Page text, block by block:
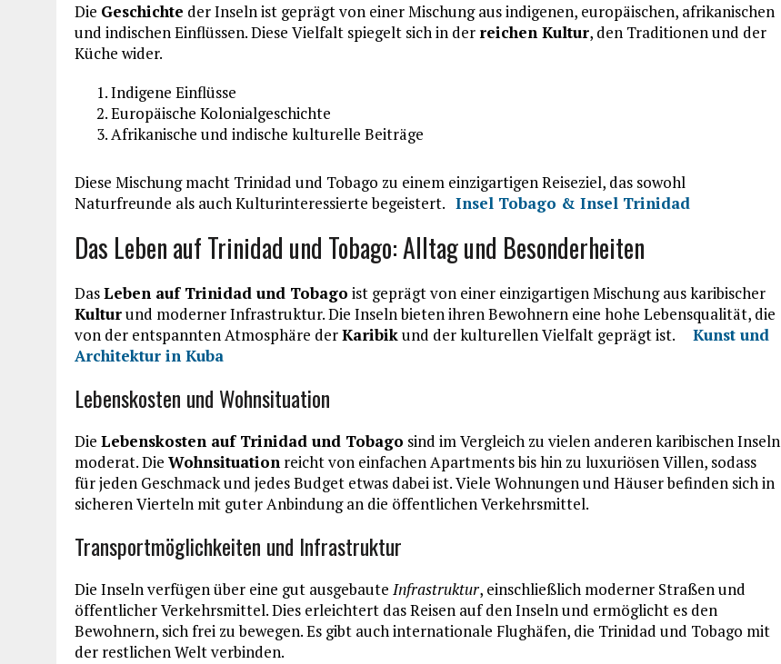
Die Geschichte der Inseln ist geprägt von einer Mischung aus indigenen, europäischen, afrikanischen
und indischen Einflüssen. Diese Vielfalt spiegelt sich in der reichen Kultur, den Traditionen und der
Küche wider.
Indigene Einflüsse
Europäische Kolonialgeschichte
Afrikanische und indische kulturelle Beiträge
Diese Mischung macht Trinidad und Tobago zu einem einzigartigen Reiseziel, das sowohl
Naturfreunde als auch Kulturinteressierte begeistert. Insel Tobago & Insel Trinidad
Das Leben auf Trinidad und Tobago: Alltag und Besonderheiten
DasLeben auf Trinidad und Tobago ist geprägt von einer einzigartigen Mischung aus karibischer
Kulturund moderner Infrastruktur. Die Inseln bieten ihren Bewohnern eine hohe Lebensqualität, die
von der entspannten Atmosphäre derKaribikund der kulturellen Vielfalt geprägt ist. Kunst und
Architektur in Kuba
Lebenskosten und Wohnsituation
Die Lebenskosten auf Trinidad und Tobago sind im Vergleich zu vielen anderen karibischen Inseln
moderat. Die Wohnsituation reicht von einfachen Apartments bis hin zu luxuriösen Villen, sodass
für jeden Geschmack und jedes Budget etwas dabei ist. Viele Wohnungen und Häuser befinden sich in
sicheren Vierteln mit guter Anbindung an die öffentlichen Verkehrsmittel.
Transportmöglichkeiten und Infrastruktur
Die Inseln verfügen über eine gut ausgebaute Infrastruktur, einschließlich moderner Straßen und
öffentlicher Verkehrsmittel. Dies erleichtert das Reisen auf den Inseln und ermöglicht es den
Bewohnern, sich frei zu bewegen. Es gibt auch internationale Flughäfen, die Trinidad und Tobago mit
der restlichen Welt verbinden.